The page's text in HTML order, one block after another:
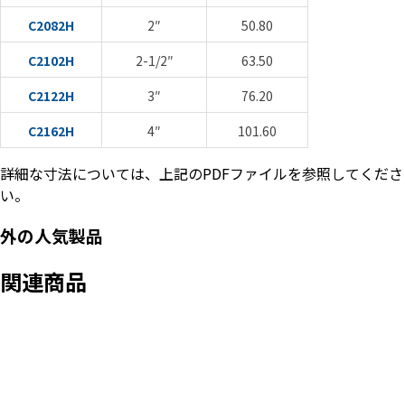
C2082H
2″
50.80
C2102H
2-1/2″
63.50
C2122H
3″
76.20
C2162H
4″ 101.60
詳細な寸法については、上記のPDFファイルを参照してくださ
い。
外の人気製品
関連商品